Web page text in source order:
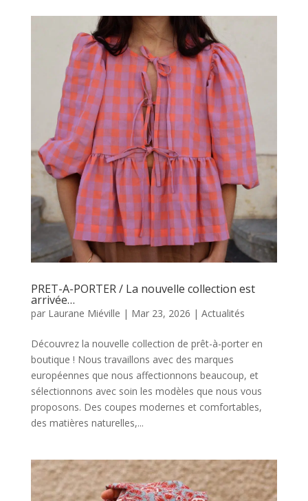
DU LUNDI AU VENDREDI
09H30 – 12H30 ET 13H30 – 18H30
PRET-A-PORTER / La nouvelle collection est
arrivée…
par Laurane Miéville | Mar 23, 2026 | Actualités
Découvrez la nouvelle collection de prêt-à-porter en
boutique ! Nous travaillons avec des marques
européennes que nous affectionnons beaucoup, et
sélectionnons avec soin les modèles que nous vous
proposons. Des coupes modernes et comfortables,
des matières naturelles,...